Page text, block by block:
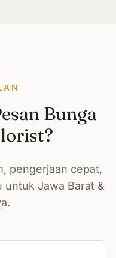
Bunga
pengerjaan cepat,
untuk Jawa Barat &